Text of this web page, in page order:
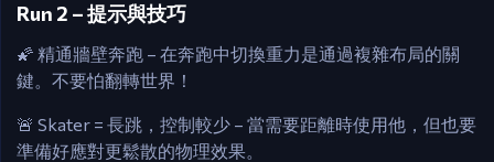
Run 2 – 提示與技巧
🌠 精通牆壁奔跑 – 在奔跑中切換重力是通過複雜布局的關
鍵。不要怕翻轉世界！
🚨 Skater = 長跳，控制較少 – 當需要距離時使用他，但也要
準備好應對更鬆散的物理效果。